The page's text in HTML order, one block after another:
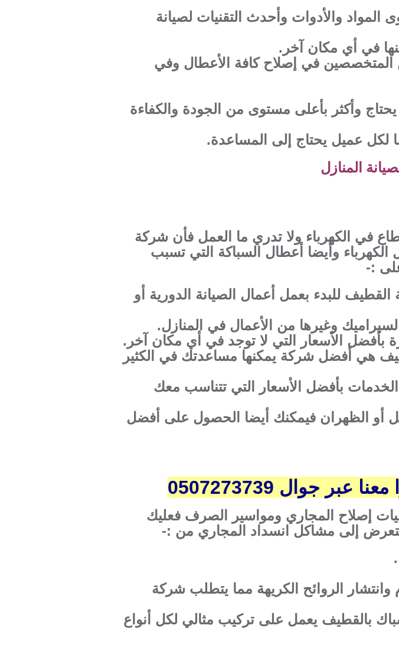
والأدوات وأحدث التقنيات لصيانة
في أي مكان آخر.
المتخصصين في إصلاح كافة الأعطال وفي
وأكثر بأعلى مستوى من الجودة والكفاءة
لكل عميل يحتاج إلى المساعدة.
المنازل
في الكهرباء ولا تدري ما العمل فأن شركة
وأيضا أعطال السباكة التي تسبب
:-
للبدء بعمل أعمال الصيانة الدورية أو
وغيرها من الأعمال في المنازل.
بأفضل الأسعار التي لا توجد في أي مكان آخر.
هي أفضل شركة يمكنها مساعدتك في الكثير
بأفضل الأسعار التي تتناسب معك
أو الظهران فيمكنك أيضا الحصول على أفضل
جوال 0507273739
إصلاح المجاري ومواسير الصرف فعليك
إلى مشاكل انسداد المجاري من :-
الروائح الكريهة مما يتطلب شركة
بالقطيف يعمل على تركيب مثالي لكل أنواع